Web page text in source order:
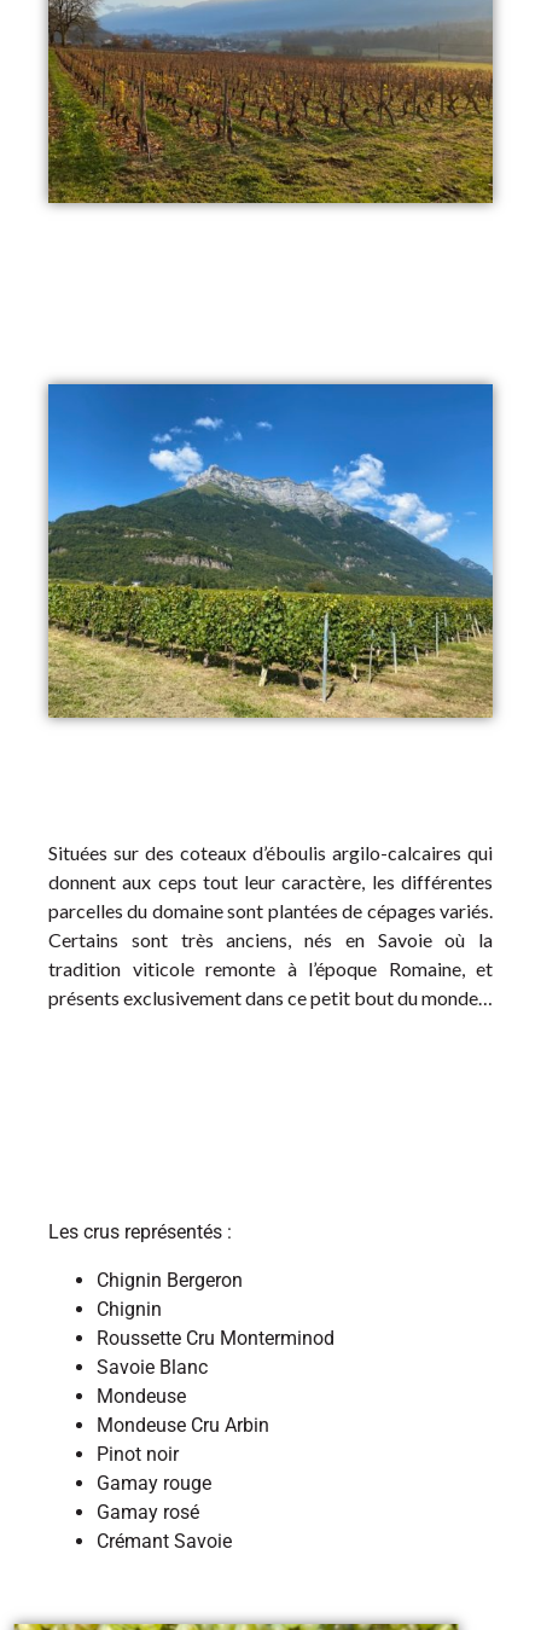
Situées sur des coteaux d’éboulis argilo-calcaires qui
donnent aux ceps tout leur caractère, les différentes
parcelles du domaine sont plantées de cépages variés.
Certains sont très anciens, nés en Savoie où la
tradition viticole remonte à l’époque Romaine, et
présents exclusivement dans ce petit bout du monde…
Les crus représentés :
Chignin Bergeron
Chignin
Roussette Cru Monterminod
Savoie Blanc
Mondeuse
Mondeuse Cru Arbin
Pinot noir
Gamay rouge
Gamay rosé
Crémant Savoie